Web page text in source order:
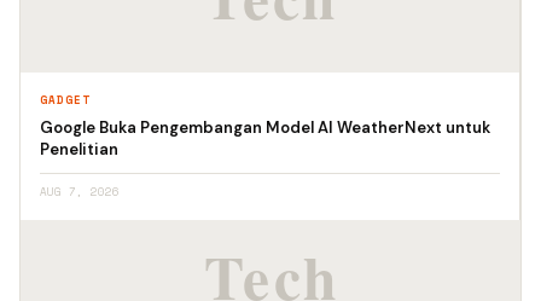
GADGET
Google Buka Pengembangan Model AI WeatherNext untuk
Penelitian
AUG 7, 2026